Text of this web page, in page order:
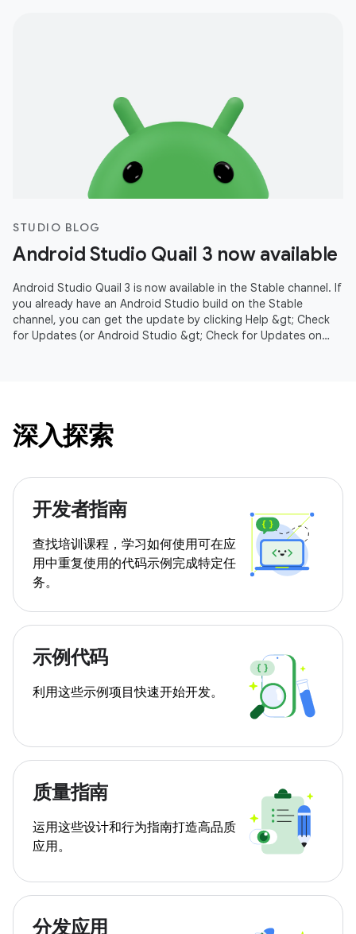
STUDIO BLOG
Android Studio Quail 3 now available
Android Studio Quail 3 is now available in the Stable channel. If
you already have an Android Studio build on the Stable
channel, you can get the update by clicking Help &gt; Check
for Updates (or Android Studio &gt; Check for Updates on
深入探索
开发者指南
查找培训课程，学习如何使用可在应
用中重复使用的代码示例完成特定任
务。
示例代码
利用这些示例项目快速开始开发。
质量指南
运用这些设计和行为指南打造高品质
应用。
分发应用